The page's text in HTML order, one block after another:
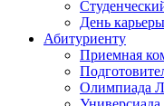
День карьеры
Абитуриенту
Приемная
Олимпиада